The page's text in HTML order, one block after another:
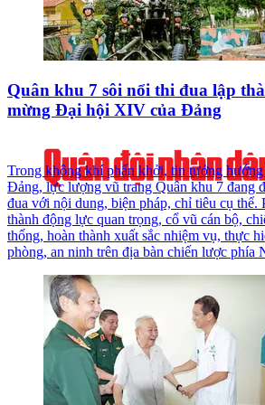
Quân khu 7 sôi nổi thi đua lập
mừng Đại hội XIV của Đảng
Trong không khí phấn khởi, tin tưởng
Đảng, lực lượng vũ trang Quân khu 7 đang
đua với nội dung, biện pháp, chỉ tiêu cụ thể.
thành động lực quan trọng, cổ vũ cán bộ,
thống, hoàn thành xuất sắc nhiệm vụ, thực
phòng, an ninh trên địa bàn chiến lược phía